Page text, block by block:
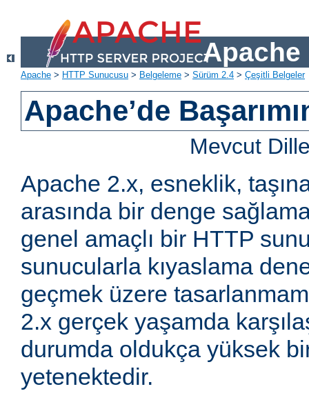
Apache
Apache > HTTP Sunucusu > Belgeleme > Sürüm 2.4 > Çeşitli Belgeler
Apache’de
Mevcut
Apache 2.x, esneklik,
arasında bir denge
genel amaçlı bir HTTP
sunucularla kıyaslama
geçmek üzere
2.x gerçek yaşamda
durumda oldukça yüksek
yetenektedir.